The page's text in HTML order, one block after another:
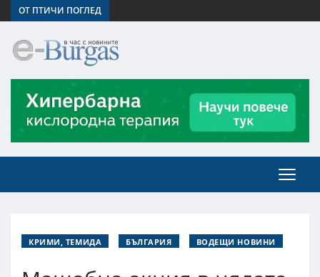
ОТ ПТИЧИ ПОГЛЕД
КРИМИ, ТЕМИДА БЪЛГАРИЯ ВОДЕЩИ НОВИНИ